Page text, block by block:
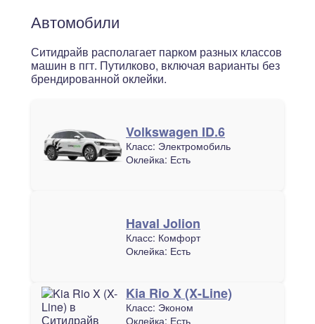
Автомобили
Ситидрайв располагает парком разных классов
машин в пгт. Путилково, включая варианты без
брендированной оклейки.
Volkswagen ID.6
Класс: Электромобиль
Оклейка: Есть
Haval Jolion
Класс: Комфорт
Оклейка: Есть
Kia Rio X (X-Line)
Класс: Эконом
Оклейка: Есть